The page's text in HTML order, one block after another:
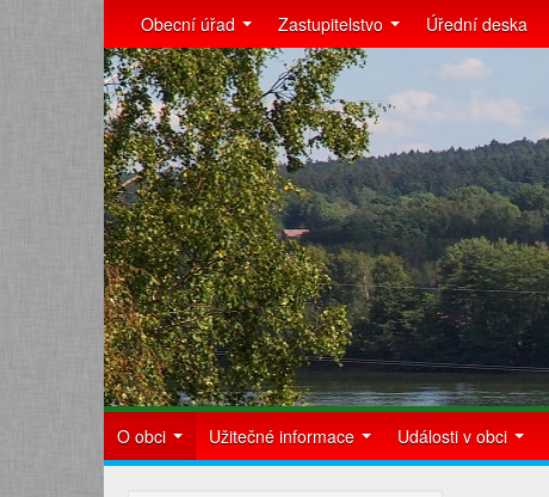
Obecní úřad Zastupitelstvo Úřední deska
O obci Užitečné informace Události v obci